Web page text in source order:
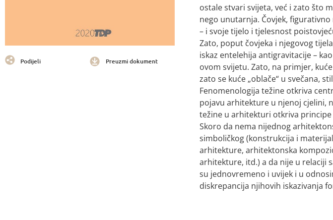
Podijeli Preuzmi dokument
ostale stvari svijeta, već i zato što
nego unutarnja. Čovjek,
– i svoje tijelo i tjelesnost
Zato, poput čovjeka i njegovog
iskaz entelehija antigravitacije –
ovom svijetu. Zato, na primjer,
zato se kuće „oblače“ u svečana,
Fenomenologija težine otkriva
pojavu arhitekture u njenoj cjelini,
težine u arhitekturi otkriva
Skoro da nema nijednog
simboličkog (konstrukcija i
arhitekture, arhitektonska
arhitekture, itd.) a da nije u relaciji
su jednovremeno i uvijek i u
diskrepancija njihovih iskazivanja